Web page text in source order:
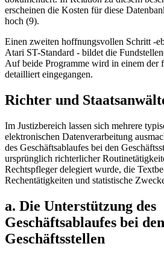
erscheinen die Kosten für diese
hoch (9).
Einen zweiten hoffnungsvollen Schritt -
Atari ST-Standard - bildet die
Auf beide Programme wird in einem der
detailliert eingegangen.
Richter und
Im Justizbereich lassen sich mehrere
elektronischen Datenverarbeitung
des Geschäftsablaufes bei den
ursprünglich richterlicher
Rechtspfleger delegiert wurde, die
Rechentätigkeiten und statistische
a. Die Unterstützung des
Geschäftsablaufes bei den
Geschäftsstellen